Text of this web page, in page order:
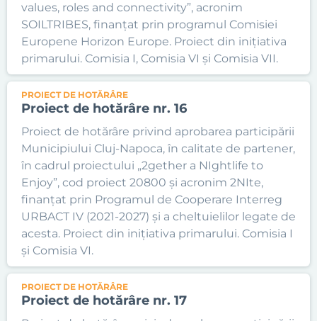
values, roles and connectivity”, acronim
SOILTRIBES, finanțat prin programul Comisiei
Europene Horizon Europe. Proiect din inițiativa
primarului. Comisia I, Comisia VI și Comisia VII.
PROIECT DE HOTĂRÂRE
Proiect de hotărâre nr. 16
Proiect de hotărâre privind aprobarea participării
Municipiului Cluj-Napoca, în calitate de partener,
în cadrul proiectului „2gether a NIghtlife to
Enjoy”, cod proiect 20800 și acronim 2NIte,
finanțat prin Programul de Cooperare Interreg
URBACT IV (2021-2027) și a cheltuielilor legate de
acesta. Proiect din inițiativa primarului. Comisia I
și Comisia VI.
PROIECT DE HOTĂRÂRE
Proiect de hotărâre nr. 17